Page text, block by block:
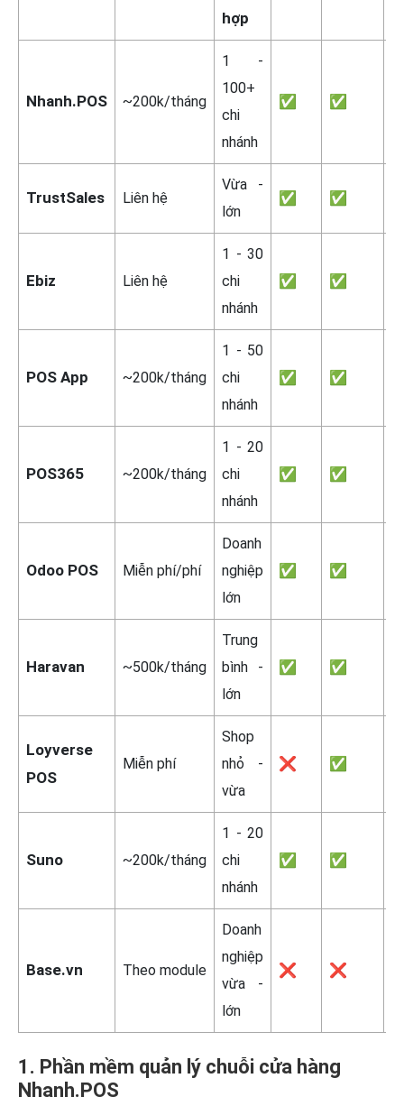
hợp
Nhanh.POS ~200k/tháng
1 -
100+
chi
nhánh
✅ ✅
TrustSales Liên hệ
Vừa -
lớn
✅ ✅
Ebiz Liên hệ
1 - 30
chi
nhánh
✅ ✅
POS App ~200k/tháng
1 - 50
chi
nhánh
✅ ✅
POS365 ~200k/tháng
1 - 20
chi
nhánh
✅ ✅
Odoo POS Miễn phí/phí
Doanh
nghiệp
lớn
✅ ✅
Haravan ~500k/tháng
Trung
bình -
lớn
✅ ✅
Loyverse
POS
Miễn phí
Shop
nhỏ -
vừa
❌ ✅
Suno ~200k/tháng
1 - 20
chi
nhánh
✅ ✅
Base.vn Theo module
Doanh
nghiệp
vừa -
lớn
❌ ❌
1. Phần mềm quản lý chuỗi cửa hàng
Nhanh.POS